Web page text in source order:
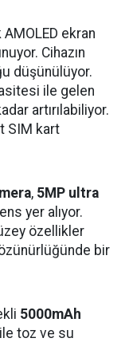
ekran
Cihazın
düşünülüyor.
ile gelen
artırılabiliyor.
SIM kart
, 5MP ultra
lens yer alıyor.
özellikler
bir
5000mAh
toz ve su